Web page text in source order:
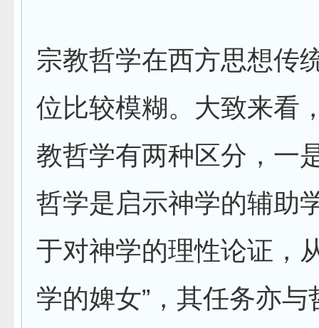
宗教哲学在西方思想传
位比较模糊。大致来看
教哲学有两种区分，一
哲学是启示神学的辅助
于对神学的理性论证，
学的婢女”，其任务亦